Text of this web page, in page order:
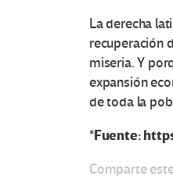
La derecha
recuperación
miseria. Y
expansión
de toda la
*Fuente:
Comparte